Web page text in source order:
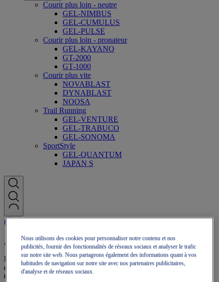
Courir plus loin - neutre
GEL-NIMBUS
GEL-CUMULUS
GEL-PULSE
Courir plus loin - pronateur
GEL-KAYANO
GT-2000
GT-1000
Courir plus vite
NOVABLAST
DYNABLAST
NOOSA
Trail Running
GEL-VENTURE
GEL-TRABUCO
GEL-SONOMA
SportStyle
GEL-QUANTUM
JAPAN S
Adhésion OneASICS
Profitez de la livraison gratuite, des retours gratuits, de réductions
exclusives et bien plus encore grâce aux avantages fidélité
OneASICS™.
Nous utilisons des cookies pour personnaliser notre contenu et nos
publicités, fournir des fonctionnalités de réseaux sociaux et analyser le trafic
sur notre site web. Nous partageons également des informations quant à vos
habitudes de navigation sur notre site avec nos partenaires publicitaires,
d'analyse et de réseaux sociaux.